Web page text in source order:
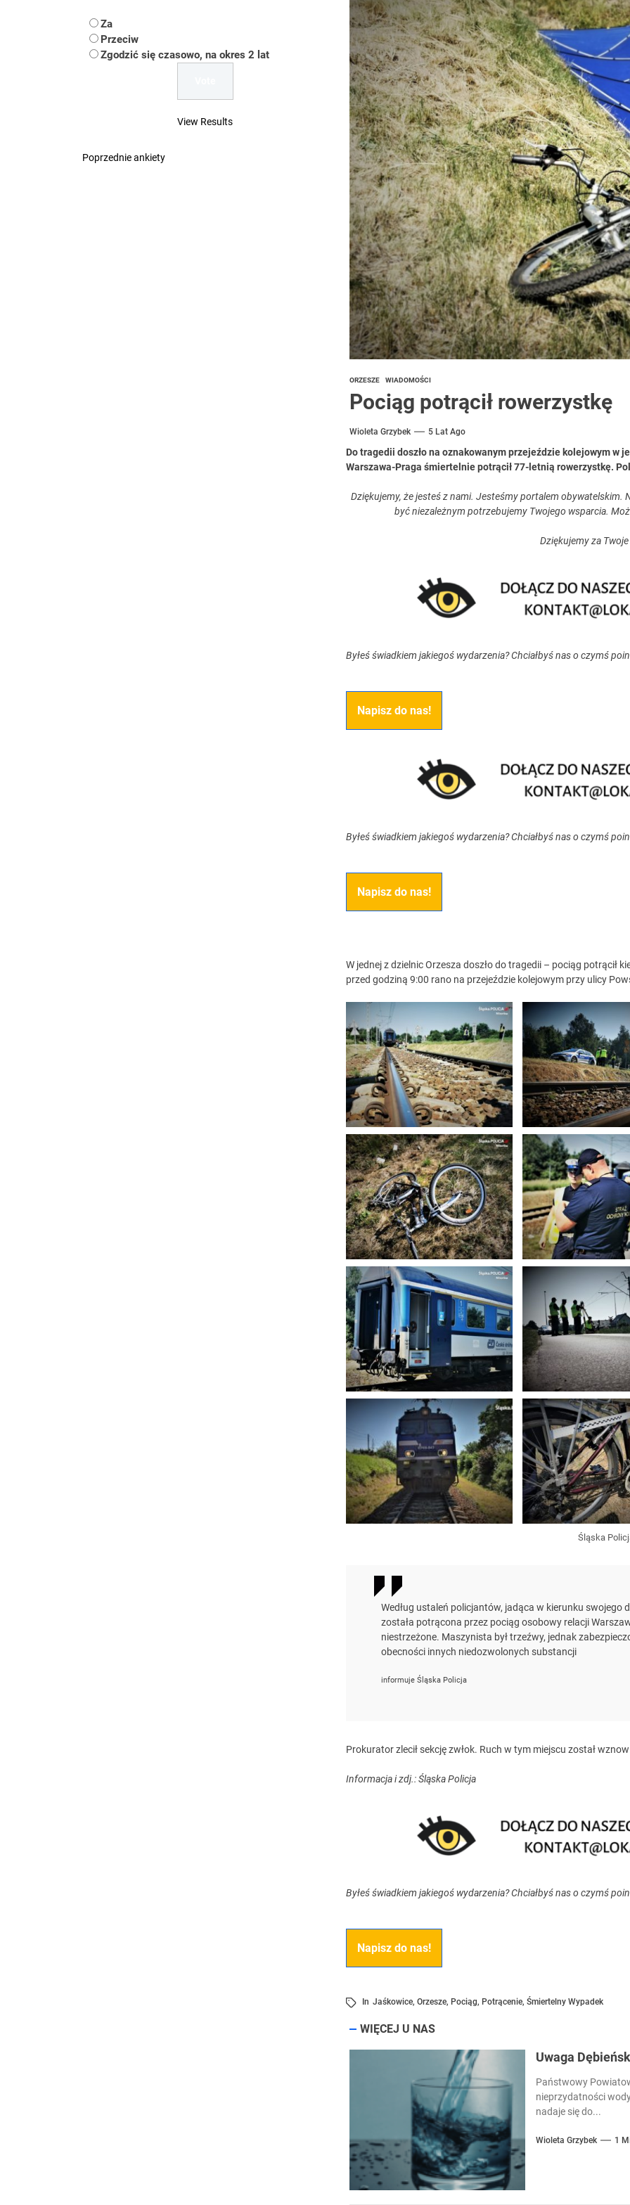
Uwaga Dębieńsko – woda nieprzydatna do spożycia!!!
Ilu mieszkańców ma Rybnik?
Dość komentowania kolejnych afer w ochronie zdrowia — czas zacząć mówić o
ORZESZE WIADOMOŚCI
Pociąg potrącił rowerzystkę
Wioleta Grzybek 5 Lat Ago
Do tragedii doszło na oznakowanym przejeździe kolejowym w
Warszawa-Praga śmiertelnie potrącił 77-letnią rowerzystkę.
Dziękujemy, że jesteś z nami. Jesteśmy portalem obywatelskim.
być niezależnym potrzebujemy Twojego wsparcia.
Dziękujemy za
Byłeś świadkiem jakiegoś wydarzenia? Chciałbyś nas o czymś
Napisz do nas!
Byłeś świadkiem jakiegoś wydarzenia? Chciałbyś nas o czymś
Napisz do nas!
W jednej z dzielnic Orzesza doszło do tragedii – pociąg potrącił
przed godziną 9:00 rano na przejeździe kolejowym przy ulicy
Śląska
Według ustaleń policjantów, jadąca w kierunku
została potrącona przez pociąg osobowy relacji
niestrzeżone. Maszynista był trzeźwy, jednak
obecności innych niedozwolonych substancji
informuje Śląska Policja
Prokurator zlecił sekcję zwłok. Ruch w tym miejscu został
Informacja i zdj.: Śląska Policja
Byłeś świadkiem jakiegoś wydarzenia? Chciałbyś nas o czymś
Napisz do nas!
In Jaśkowice, Orzesze, Pociąg, Potrącenie, Śmiertelny Wypadek
WIĘCEJ U NAS
Uwaga
Państwowy
nieprzydatności
nadaje się do...
Wioleta Grzybek 1
Za
Przeciw
Zgodzić się czasowo, na okres 2 lat
View Results
Poprzednie ankiety